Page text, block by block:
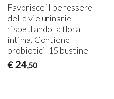
Favorisce il benessere
delle vie urinarie
rispettando la flora
intima. Contiene
probiotici. 15 bustine
€ 24,50